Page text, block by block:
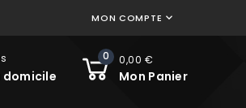
MON COMPTE 
0 0,00 €
Mon Panier
domicile